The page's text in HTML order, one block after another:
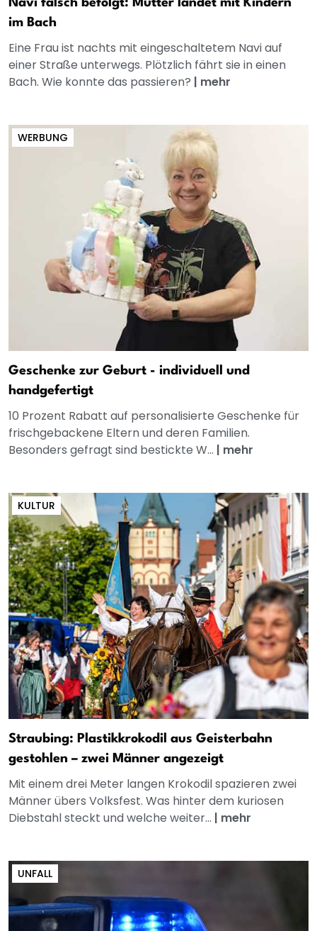
Navi falsch befolgt: Mutter landet mit Kindern
im Bach
Eine Frau ist nachts mit eingeschaltetem Navi auf
einer Straße unterwegs. Plötzlich fährt sie in einen
Bach. Wie konnte das passieren? | mehr
WERBUNG
Geschenke zur Geburt - individuell und
handgefertigt
10 Prozent Rabatt auf personalisierte Geschenke für
frischgebackene Eltern und deren Familien.
Besonders gefragt sind bestickte W... | mehr
KULTUR
Straubing: Plastikkrokodil aus Geisterbahn
gestohlen – zwei Männer angezeigt
Mit einem drei Meter langen Krokodil spazieren zwei
Männer übers Volksfest. Was hinter dem kuriosen
Diebstahl steckt und welche weiter... | mehr
UNFALL